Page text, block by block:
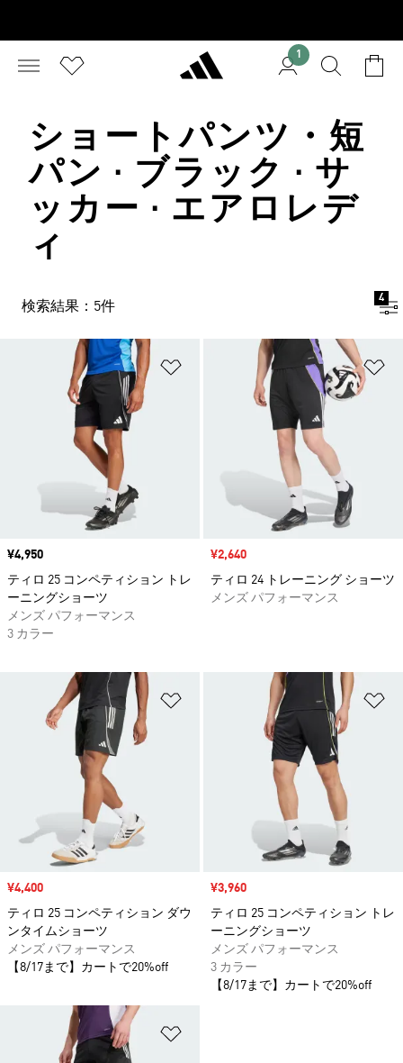
1
ショートパンツ・短
パン · ブラック · サ
ッカー · エアロレデ
ィ
検索結果：5件
4
ほしいものリストに追加
価格
¥4,950
ティロ 25 コンペティション トレ
ーニングショーツ
メンズ パフォーマンス
3 カラー
セール価格
¥2,640
ティロ 24 トレーニング ショーツ
メンズ パフォーマンス
ほしいものリストに追加
セール価格
¥4,400
ティロ 25 コンペティション ダウ
ンタイムショーツ
メンズ パフォーマンス
【8/17まで】カートで20%off
セール価格
¥3,960
ティロ 25 コンペティション トレ
ーニングショーツ
メンズ パフォーマンス
3 カラー
【8/17まで】カートで20%off